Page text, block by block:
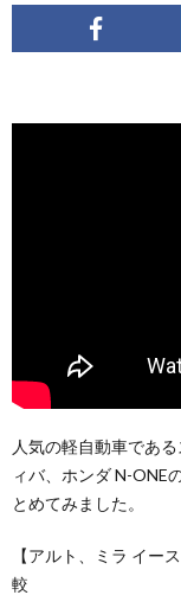
人気の軽自動車であ
ィバ、ホンダ N-ONE
とめてみました。
【アルト、ミラ イー
較